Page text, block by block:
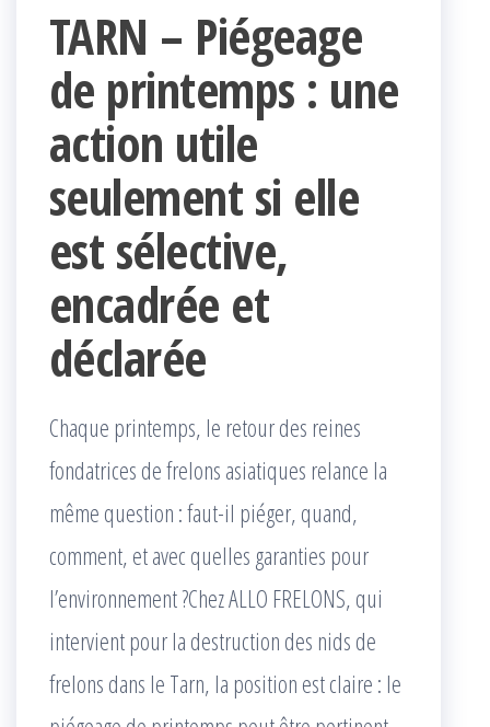
TARN – Piégeage
de printemps : une
action utile
seulement si elle
est sélective,
encadrée et
déclarée
Chaque printemps, le retour des reines
fondatrices de frelons asiatiques relance la
même question : faut-il piéger, quand,
comment, et avec quelles garanties pour
l’environnement ?Chez ALLO FRELONS, qui
intervient pour la destruction des nids de
frelons dans le Tarn, la position est claire : le